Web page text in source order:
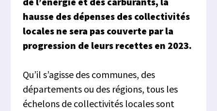
hausse des dépenses des collectivités
locales ne sera pas couverte par la
progression de leurs recettes en 2023.
Qu’il s’agisse des communes, des
départements ou des régions, tous les
échelons de collectivités locales sont